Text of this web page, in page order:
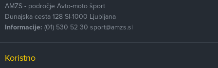
AMZS - področje Avto-moto šport
Dunajska cesta 128 SI-1000 Ljubljana
Informacije: (01) 530 52 30 sport@amzs.si
Koristno